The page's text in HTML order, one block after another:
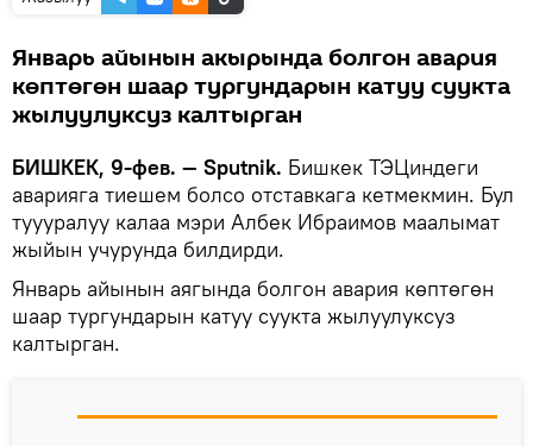
Январь айынын акырында болгон авария
көптөгөн шаар тургундарын катуу суукта
жылуулуксуз калтырган
БИШКЕК, 9-фев. — Sputnik. Бишкек ТЭЦиндеги
аварияга тиешем болсо отставкага кетмекмин. Бул
туууралуу калаа мэри Албек Ибраимов маалымат
жыйын учурунда билдирди.
Январь айынын аягында болгон авария көптөгөн
шаар тургундарын катуу суукта жылуулуксуз
калтырган.